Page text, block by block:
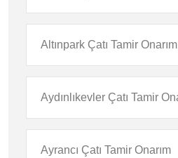
Altınpark Çatı Tamir Onarım
Aydınlıkevler Çatı Tamir
Ayrancı Çatı Tamir Onarım